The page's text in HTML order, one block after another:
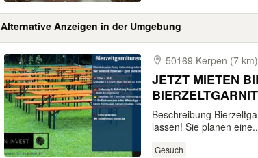
Alternative Anzeigen in der Umgebung
50169 Kerpen (7 km)
JETZT MIETEN
Beschreibung
lassen! Sie planen
Gesuch